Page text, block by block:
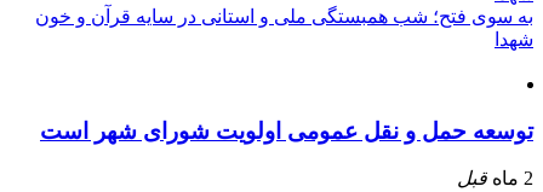
به سوی فتح؛ شب همبستگی ملی و استانی در سایه قرآن و خون
شهدا
توسعه حمل و نقل عمومی اولویت شورای شهر است
2 ماه قبل